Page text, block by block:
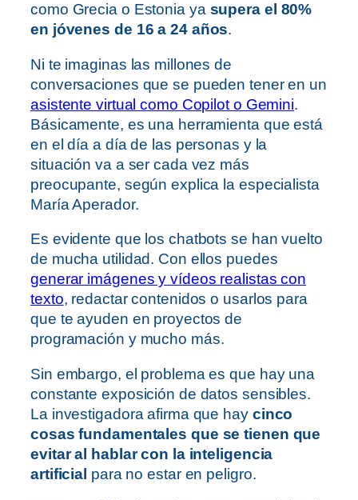
como Grecia o Estonia ya supera el 80%
en jóvenes de 16 a 24 años.
Ni te imaginas las millones de
conversaciones que se pueden tener en un
asistente virtual como Copilot o Gemini.
Básicamente, es una herramienta que está
en el día a día de las personas y la
situación va a ser cada vez más
preocupante, según explica la especialista
María Aperador.
Es evidente que los chatbots se han vuelto
de mucha utilidad. Con ellos puedes
generar imágenes y vídeos realistas con
texto, redactar contenidos o usarlos para
que te ayuden en proyectos de
programación y mucho más.
Sin embargo, el problema es que hay una
constante exposición de datos sensibles.
La investigadora afirma que hay cinco
cosas fundamentales que se tienen que
evitar al hablar con la inteligencia
artificial para no estar en peligro.